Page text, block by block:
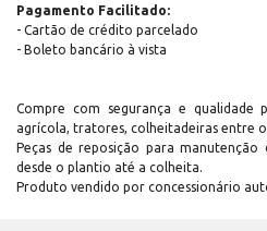
Pagamento Facilitado:
- Cartão de crédito parcelado
- Boleto bancário à vista
Compre com segurança e qualidade
agrícola, tratores, colheitadeiras entre
Peças de reposição para
desde o plantio até a colheita.
Produto vendido por concessionário